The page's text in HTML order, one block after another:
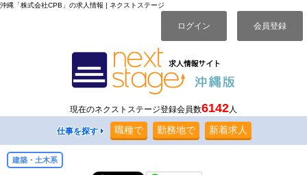
沖縄「株式会社CPB」の求人情報 | ネクストステージ
ログイン 会員登録
現在のネクストステージ登録会員数6142人
仕事を探す 職種で 勤務地で 新着求人
建築・土木系